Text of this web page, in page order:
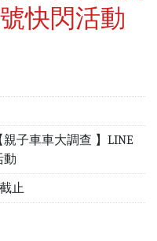
快閃活動
子車車大調查 】LINE
動
止